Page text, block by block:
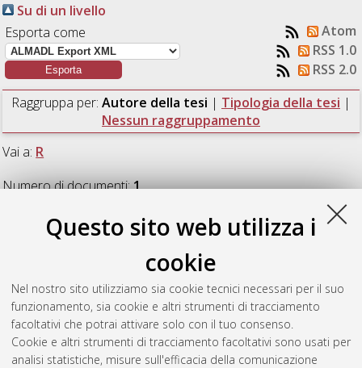
Questo sito web utilizza i
cookie
Nel nostro sito utilizziamo sia cookie tecnici necessari per il suo
funzionamento, sia cookie e altri strumenti di tracciamento
facoltativi che potrai attivare solo con il tuo consenso.
Cookie e altri strumenti di tracciamento facoltativi sono usati per
analisi statistiche, misure sull'efficacia della comunicazione
Su di un livello
Esporta come
Atom
RSS 1.0
RSS 2.0
Raggruppa per: Autore della tesi | Tipologia della tesi |
Nessun raggruppamento
Vai a: R
Numero di documenti:1.
macrofauna nella laguna di Goro.[Laurea magistrale],
Università di Bologna, Corso di Studio in Analisi e gestione
dell'ambiente [LM-DM270] - Ravenna , Documento full-text
non disponibile